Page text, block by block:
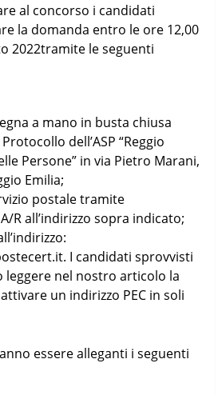
al concorso i candidati
la domanda entro le ore 12,00
2022tramite le seguenti
a mano in busta chiusa
dell’ASP “Reggio
Persone” in via Pietro Marani,
Emilia;
postale tramite
R all’indirizzo sopra indicato;
I candidati sprovvisti
leggere nel nostro articolo la
un indirizzo PEC in soli
essere alleganti i seguenti